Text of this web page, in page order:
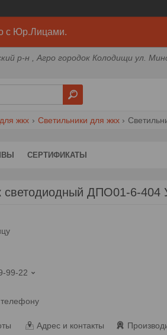
с Юр.Лицами.
р-н , Агро городок Колодищи ул.
жкх Светильники для жкх
СЕРТИФИКАТЫ
светодиодный ДПО01-6-
99-22
телефону
Адрес и контакты